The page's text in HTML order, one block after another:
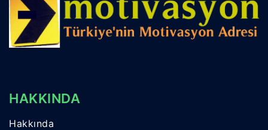
HAKKINDA
Hakkında